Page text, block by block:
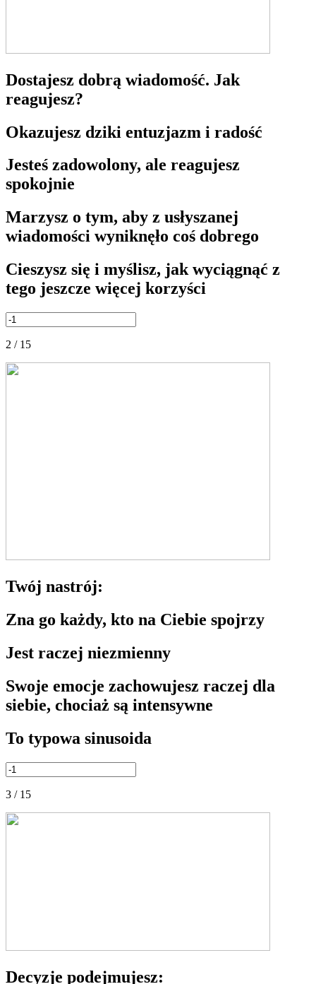
Dostajesz dobrą wiadomość. Jak
reagujesz?
Okazujesz dziki entuzjazm i radość
Jesteś zadowolony, ale reagujesz
spokojnie
Marzysz o tym, aby z usłyszanej
wiadomości wyniknęło coś dobrego
Cieszysz się i myślisz, jak wyciągnąć z
tego jeszcze więcej korzyści
2 / 15
Twój nastrój:
Zna go każdy, kto na Ciebie spojrzy
Jest raczej niezmienny
Swoje emocje zachowujesz raczej dla
siebie, chociaż są intensywne
To typowa sinusoida
3 / 15
Decyzje podejmujesz: